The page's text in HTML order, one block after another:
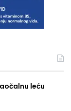
leću